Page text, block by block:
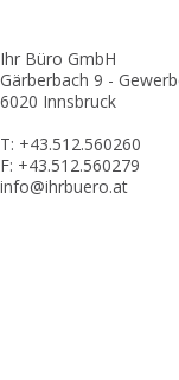
Ihr Büro GmbH
Gärberbach 9 -
6020 Innsbruck
T: +43.512.560260
F: +43.512.560279
info@ihrbuero.at